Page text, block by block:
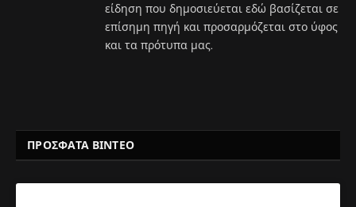
είδηση που δημοσιεύεται εδώ βασίζεται σε
επίσημη πηγή και προσαρμόζεται στο ύφος
και τα πρότυπα μας.
ΠΡΟΣΦΑΤΑ ΒΙΝΤΕΟ